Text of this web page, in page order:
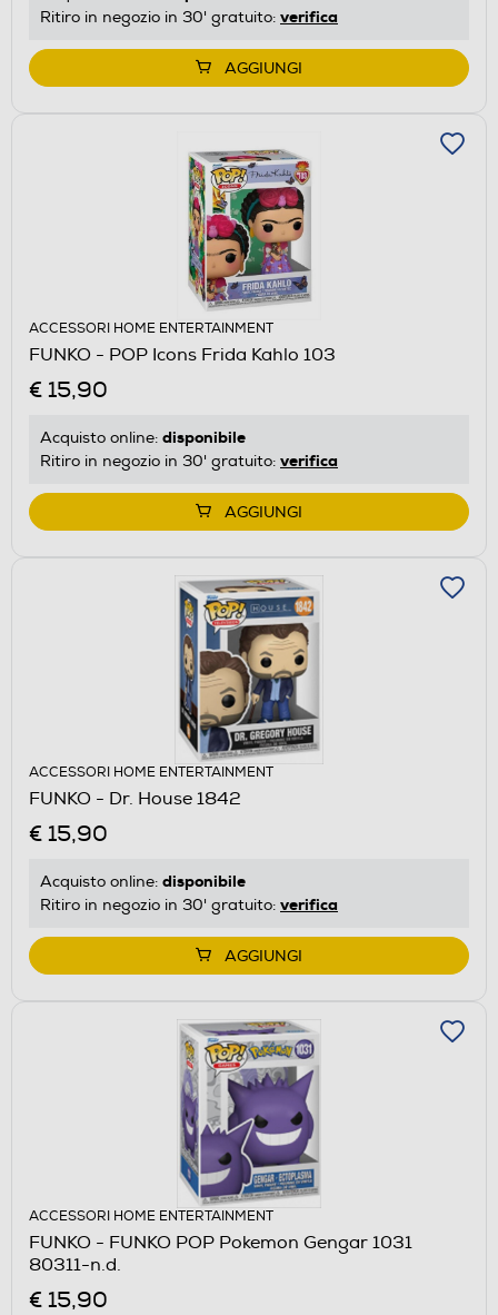
Ritiro in negozio in 30' gratuito: verifica
AGGIUNGI
ACCESSORI HOME ENTERTAINMENT
FUNKO - POP Icons Frida Kahlo 103
€ 15,90
Acquisto online: disponibile
Ritiro in negozio in 30' gratuito: verifica
AGGIUNGI
ACCESSORI HOME ENTERTAINMENT
FUNKO - Dr. House 1842
€ 15,90
Acquisto online: disponibile
Ritiro in negozio in 30' gratuito: verifica
AGGIUNGI
ACCESSORI HOME ENTERTAINMENT
FUNKO - FUNKO POP Pokemon Gengar 1031
80311-n.d.
€ 15,90